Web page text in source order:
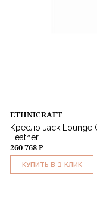
ETHNICRAFT
Кресло Jack Lounge
Leather
260 768 ₽
КУПИТЬ В 1 КЛИК